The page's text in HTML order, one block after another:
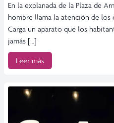
En la explanada de la Plaza de
hombre llama la atención de los
Carga un aparato que los
jamás […]
Leer más